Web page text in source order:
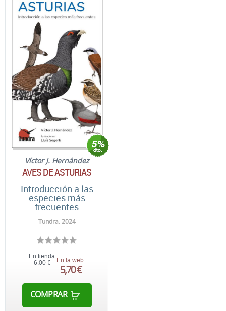
Víctor J. Hernández
AVES DE ASTURIAS
Introducción a las
especies más
frecuentes
Tundra. 2024
En tienda:
6,00 €
En la web:
5,70 €
COMPRAR